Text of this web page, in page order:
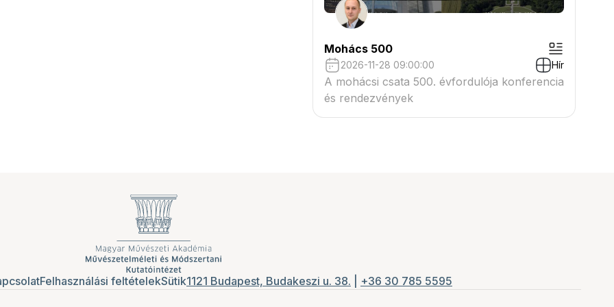
Mohács 500
2026-11-28 09:00:00 Hír
A mohácsi csata 500. évfordulója konferencia
és rendezvények
Felhasználási feltételekSütik1121 Budapest, Budakeszi u. 38. +36 30 785 5595